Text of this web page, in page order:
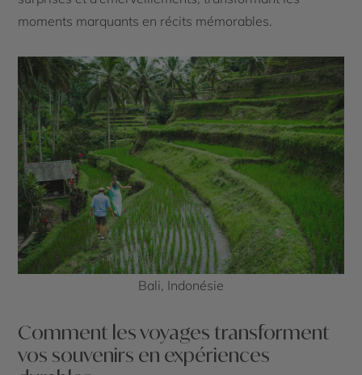
moments marquants en récits mémorables.
Bali, Indonésie
Comment les voyages transforment
vos souvenirs en expériences